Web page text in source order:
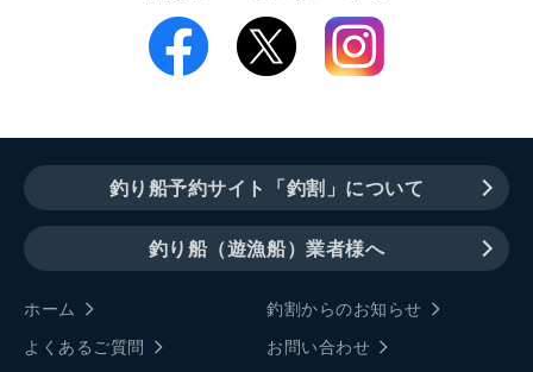
釣り船予約サイト「釣割」について
釣り船（遊漁船）業者様へ
ホーム
釣割からのお知らせ
よくあるご質問
お問い合わせ